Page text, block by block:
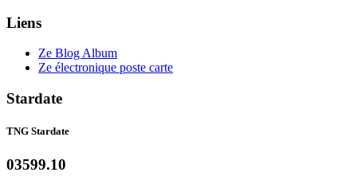
Liens
Ze Blog Album
Ze électronique poste carte
Stardate
TNG Stardate
03599.10